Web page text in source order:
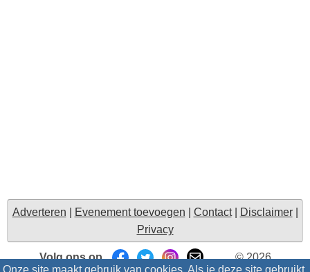
Onze site maakt gebruik van cookies. Als je deze site gebruikt,
Adverteren Evenement toevoegen Contact| Disclaimer|
Privacy
Volg ons op
© 2026